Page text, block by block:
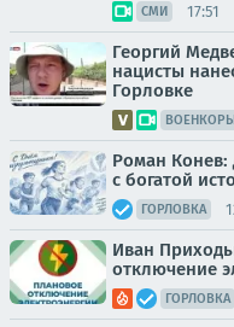
СМИ 17:51
Георгий
нацисты
Горловке
Роман Конев:
с богатой
ГОРЛОВКА
Иван
отключение
ГОРЛОВКА